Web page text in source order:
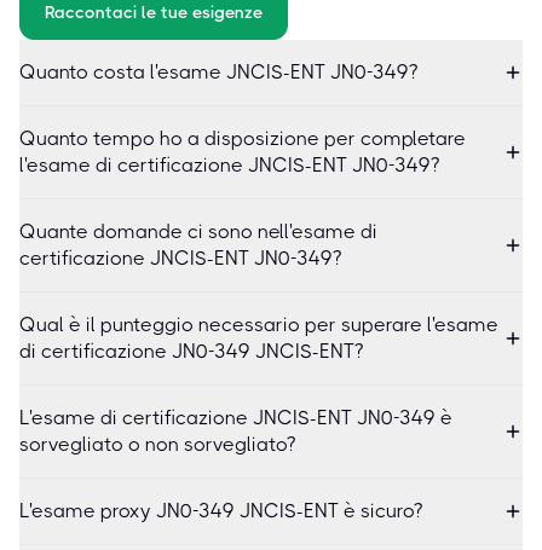
Raccontaci le tue esigenze
Quanto costa l'esame JNCIS-ENT JN0-349?
Quanto tempo ho a disposizione per completare
l'esame di certificazione JNCIS-ENT JN0-349?
Quante domande ci sono nell'esame di
certificazione JNCIS-ENT JN0-349?
Qual è il punteggio necessario per superare l'esame
di certificazione JN0-349 JNCIS-ENT?
L'esame di certificazione JNCIS-ENT JN0-349 è
sorvegliato o non sorvegliato?
L'esame proxy JN0-349 JNCIS-ENT è sicuro?